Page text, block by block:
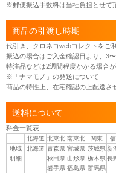
※郵便振込手数料は当社負担とせて
商品の引渡し時期
代引き、クロネコwebコレクトをご
振込の場合はご入金確認日より、3
特注品などは2週間程度かかる場合が
※「ナマモノ」の発送について
商品の特性上、在宅確認の上配送さ
送料について
料金一覧表
北海道 北東北 南東北 関東
地域
明細
北海道 青森県
秋田県
岩手県
宮城県
山形県
福島県
茨城県
栃木県
群馬県
新
長